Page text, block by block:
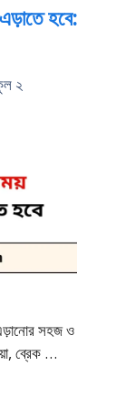
হবে:
২
সহজ ও
ব্রেক …